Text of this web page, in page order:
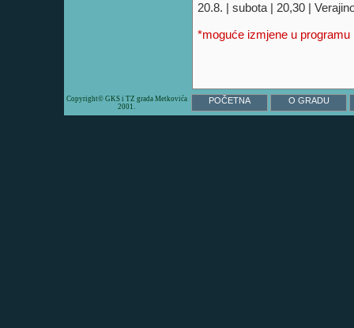
20.8. | subota | 20,30 |
*moguće izmjene u
Copyright© GKS i TZ grada Metkovića
2001.
POČETNA O GRADU